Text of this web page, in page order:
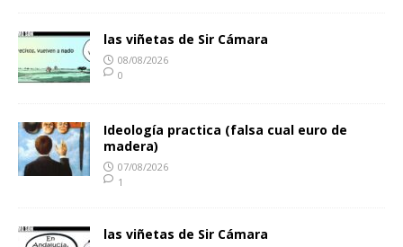
las viñetas de Sir Cámara
08/08/2026
0
Ideología practica (falsa cual euro de
madera)
07/08/2026
1
las viñetas de Sir Cámara